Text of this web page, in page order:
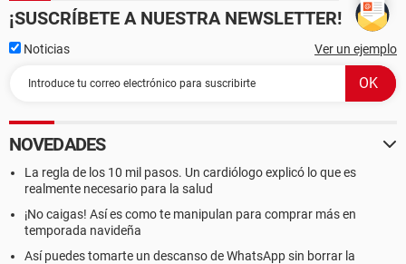
¡SUSCRÍBETE A NUESTRA NEWSLETTER!
Noticias Ver un ejemplo
NOVEDADES
La regla de los 10 mil pasos. Un cardiólogo explicó lo que es
realmente necesario para la salud
¡No caigas! Así es como te manipulan para comprar más en
temporada navideña
Así puedes tomarte un descanso de WhatsApp sin borrar la